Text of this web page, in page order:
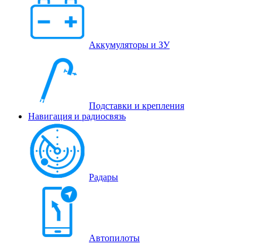
Аккумуляторы и ЗУ
Подставки и крепления
Навигация и радиосвязь
Радары
Автопилоты